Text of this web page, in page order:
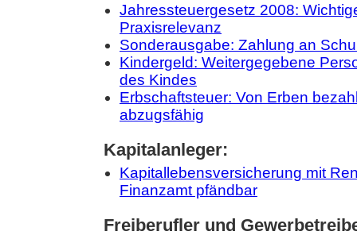
Jahressteuergesetz 2008:
Praxisrelevanz
Sonderausgabe: Zahlung an
Kindergeld: Weitergegebene
des Kindes
Erbschaftsteuer: Von Erben
abzugsfähig
Kapitalanleger:
Kapitallebensversicherung mit
Finanzamt pfändbar
Freiberufler und